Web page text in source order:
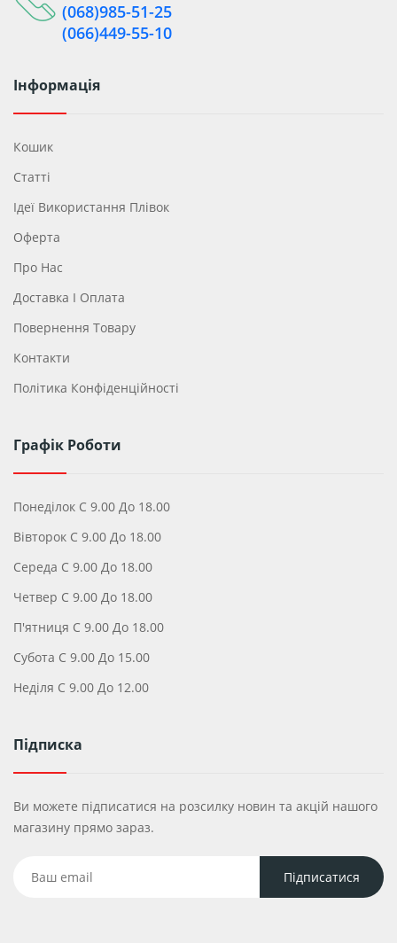
(068)985-51-25
(066)449-55-10
Інформація
Кошик
Статті
Ідеї ​​використання Плівок
Оферта
Про Нас
Доставка І Оплата
Повернення Товару
Контакти
Політика Конфіденційності
Графік Роботи
Понеділок С 9.00 До 18.00
Вівторок С 9.00 До 18.00
Середа С 9.00 До 18.00
Четвер С 9.00 До 18.00
П'ятниця С 9.00 До 18.00
Субота С 9.00 До 15.00
Неділя С 9.00 До 12.00
Підписка
Ви можете підписатися на розсилку новин та акцій нашого
магазину прямо зараз.